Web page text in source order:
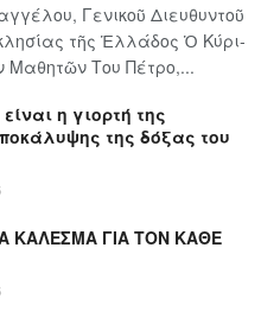
Γενικοῦ Διευθυντοῦ
τῆς Ἑλλάδος Ὁ Κύ­ρι­
Μα­θη­τῶν Του Πέ­τρο,...
η γιορτή της
της δόξας του
ΚΑΛΕΣΜΑ ΓΙΑ ΤΟΝ ΚΑΘΕ